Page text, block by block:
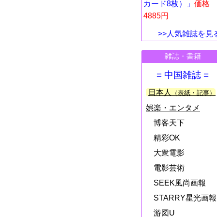
カード8枚）」 価格
4885円
>>人気雑誌を見
雑誌・書籍
= 中国雑誌 =
日本人 （表紙・記事）
娯楽・エンタメ
博客天下
精彩OK
大衆電影
電影芸術
SEEK風尚画報
STARRY星光画報
游図U